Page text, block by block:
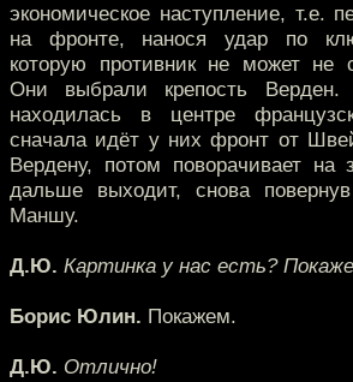
экономическое наступление, т.е.
на фронте, нанося удар по
которую противник не может не
Они выбрали крепость Верден.
находилась в центре
сначала идёт у них фронт от
Вердену, потом поворачивает
дальше выходит, снова
Маншу.
Д.Ю. Картинка у нас есть?
Борис Юлин. Покажем.
Д.Ю. Отлично!